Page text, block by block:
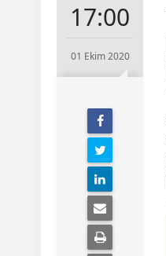
17:00
01 Ekim 2020